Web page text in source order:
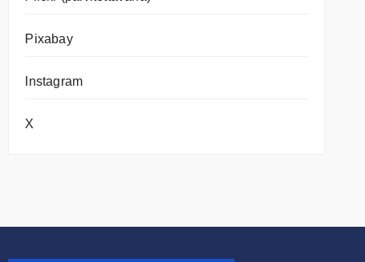
Pixabay
Instagram
X